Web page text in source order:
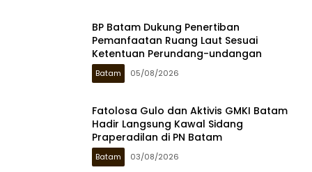
BP Batam Dukung Penertiban
Pemanfaatan Ruang Laut Sesuai
Ketentuan Perundang-undangan
Batam 05/08/2026
Fatolosa Gulo dan Aktivis GMKI Batam
Hadir Langsung Kawal Sidang
Praperadilan di PN Batam
Batam 03/08/2026